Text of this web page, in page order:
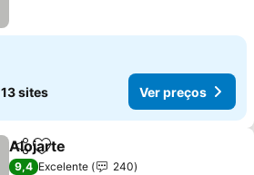
13 sites Ver preços
PartilharAdicionar aos favoritos
Alojarte
9,4 Excelente 240